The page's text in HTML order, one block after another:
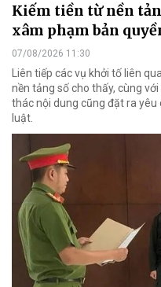
Kiếm tiền từ nền
xâm phạm bản
07/08/2026 11:30
Liên tiếp các vụ khởi tố liên
nền tảng số cho thấy, cùng
thác nội dung cũng đặt ra
luật.